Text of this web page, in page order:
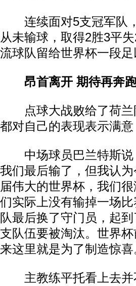
连续面对5支冠军队，
从未输球，取得2胜3平
流球队留给世界杯一段
昂首离开 期待再奔
点球大战败给了荷兰
都对自己的表现表示满
中场球员巴兰特斯说
我们最后输了，但我认
届伟大的世界杯，我们
们实际上没有输掉一场
队最后换了守门员，起
支队伍要被淘汰。世界
来这里就是为了制造惊喜
主教练平托看上去并